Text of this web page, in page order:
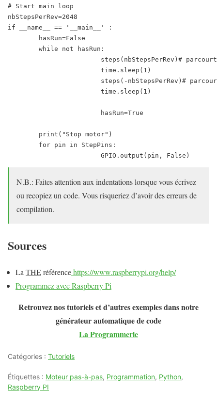
# Start main loop
nbStepsPerRev=2048
if __name__ == '__main__' :
N.B.: Faites attention aux indentations lorsque vous écrivez
ou recopiez un code. Vous risqueriez d’avoir des erreurs de
compilation.
Sources
La THEréférencehttps://www.raspberrypi.org/help/
Programmez avec Raspberry Pi
Retrouvez nos tutoriels et d’autres exemples dans notre
générateur automatique de code
La Programmerie
Catégories : Tutoriels
Étiquettes : Moteur pas-à-pas, Programmation, Python,
Raspberry PI